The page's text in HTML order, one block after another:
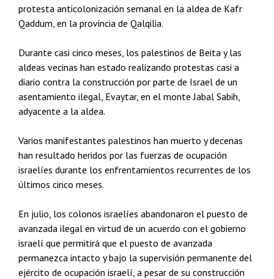
protesta anticolonización semanal en la aldea de Kafr
Qaddum, en la provincia de Qalqilia.
Durante casi cinco meses, los palestinos de Beita y las
aldeas vecinas han estado realizando protestas casi a
diario contra la construcción por parte de Israel de un
asentamiento ilegal, Evaytar, en el monte Jabal Sabih,
adyacente a la aldea.
Varios manifestantes palestinos han muerto y decenas
han resultado heridos por las fuerzas de ocupación
israelíes durante los enfrentamientos recurrentes de los
últimos cinco meses.
En julio, los colonos israelíes abandonaron el puesto de
avanzada ilegal en virtud de un acuerdo con el gobierno
israelí que permitirá que el puesto de avanzada
permanezca intacto y bajo la supervisión permanente del
ejército de ocupación israelí, a pesar de su construcción